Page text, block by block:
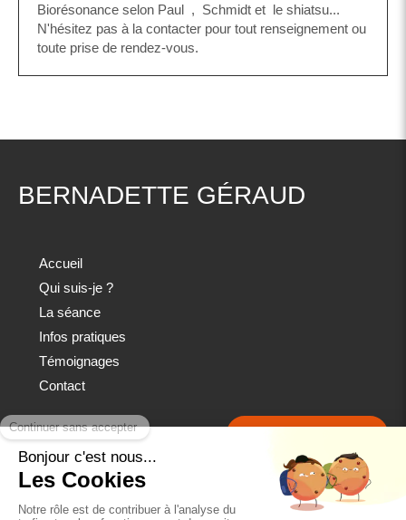
Biorésonance selon Paul , Schmidt et le shiatsu...
N'hésitez pas à la contacter pour tout renseignement ou
toute prise de rendez-vous.
BERNADETTE GÉRAUD
Accueil
Qui suis-je ?
La séance
Infos pratiques
Témoignages
Contact
Plan du site